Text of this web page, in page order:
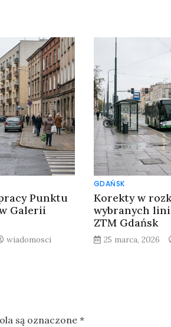
Punktu
Galerii
wiadomosci
GDAŃSK
Korekty w
wybranych
ZTM Gdańsk
25 marca, 2026
są oznaczone*